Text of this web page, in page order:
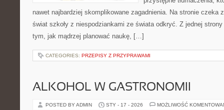
nawet najbardziej skomplikowane zagadnienia. Na stronie czeka
świat szkoły z niespodziankami ze świata odkryć. Z jednej strony
tym, jak mądrzej planować naukę, […]
CATEGORIES: PRZEPISY Z PRZYPRAWAMI
ALKOHOL W GASTRONOMII
POSTED BY ADMIN STY - 17 - 2026 MOŻLIWOŚĆ